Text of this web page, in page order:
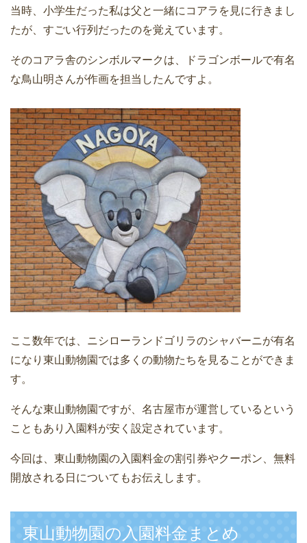
当時、小学生だった私は父と一緒にコアラを見に行きまし
たが、すごい行列だったのを覚えています。
そのコアラ舎のシンボルマークは、ドラゴンボールで有名
な鳥山明さんが作画を担当したんですよ。
ここ数年では、ニシローランドゴリラのシャバーニが有名
になり東山動物園では多くの動物たちを見ることができま
す。
そんな東山動物園ですが、名古屋市が運営しているという
こともあり入園料が安く設定されています。
今回は、東山動物園の入園料金の割引券やクーポン、無料
開放される日についてもお伝えします。
東山動物園の入園料金まとめ